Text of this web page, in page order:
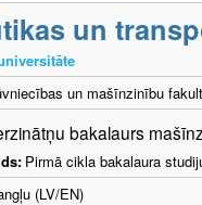
un
un mašīnzinību
bakalaurs
Pirmā cikla bakalaura
(LV/EN)